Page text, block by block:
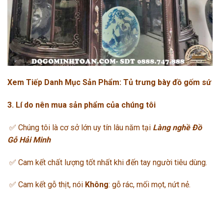
Xem Tiếp Danh Mục Sản Phẩm: Tủ trưng bày đồ gốm sứ
3. Lí do nên mua sản phẩm của chúng tôi
✅ Chúng tôi là cơ sở lớn uy tín lâu năm tại Làng nghề Đồ
Gỗ Hải Minh
✅ Cam kết chất lượng tốt nhất khi đến tay người tiêu dùng.
✅ Cam kết gỗ thịt, nói Không: gỗ rác, mối mọt, nứt nẻ.